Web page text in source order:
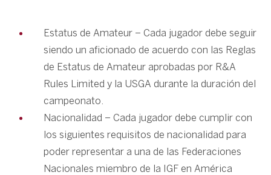
Estatus de Amateur – Cada jugador debe seguir
siendo un aficionado de acuerdo con las Reglas
de Estatus de Amateur aprobadas por R&A
Rules Limited y la USGA durante la duración del
campeonato.
Nacionalidad – Cada jugador debe cumplir con
los siguientes requisitos de nacionalidad para
poder representar a una de las Federaciones
Nacionales miembro de la IGF en América